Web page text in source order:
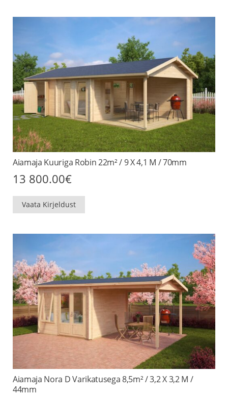
Aiamaja Kuuriga Robin 22m² / 9 X 4,1 M / 70mm
13 800.00€
Vaata Kirjeldust
Aiamaja Nora D Varikatusega 8,5m² / 3,2 X 3,2 M /
44mm